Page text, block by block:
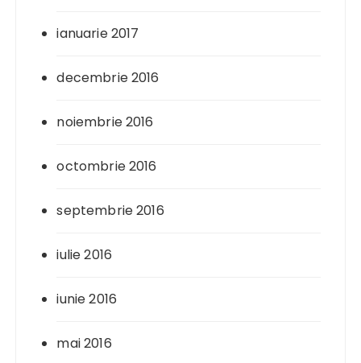
ianuarie 2017
decembrie 2016
noiembrie 2016
octombrie 2016
septembrie 2016
iulie 2016
iunie 2016
mai 2016